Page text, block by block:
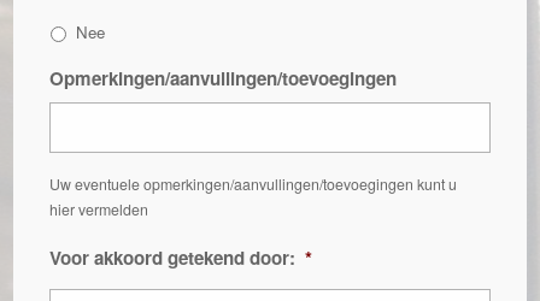
Nee
Opmerkingen/aanvullingen/toevoegingen
Uw eventuele opmerkingen/aanvullingen/toevoegingen kunt u
hier vermelden
Voor akkoord getekend door: *